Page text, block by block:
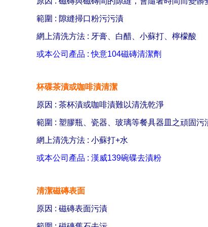
範圍 : 隙縫掃口粉污污漬
網上清洗方法 : 牙膏、白醋、小蘇打、檸檬酸
或本公司產品 : 快意104磁磚清潔劑
杯碟茶漬或咖啡漬清潔
原因 : 茶杯漬或咖啡漬難以清洗乾淨
範圍 : 塑膠瓶、瓷器、玻璃等餐具器皿之頑固污
網上清洗方法 : 小蘇打+水
或本公司產品 : 漢威139碗碟去漬粉
清潔磁磚表面
原因 : 磁磚表面污漬